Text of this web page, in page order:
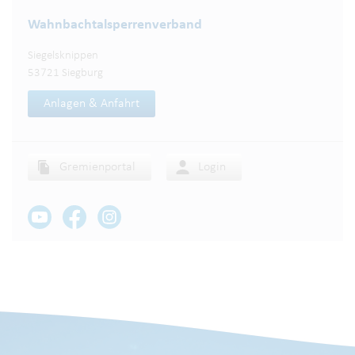
Wahnbachtalsperren­verband
Siegelsknippen
53721 Siegburg
Anlagen & Anfahrt
Gremienportal Login